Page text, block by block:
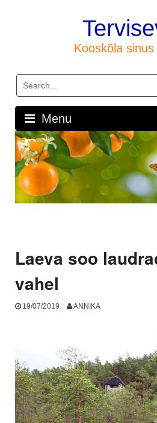
Kooskõla
Menu
Laeva soo
vahel
19/07/2019 ANNIKA